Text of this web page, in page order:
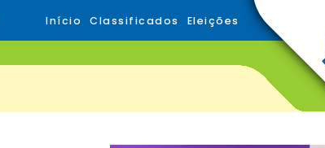
Início Classificados Eleições